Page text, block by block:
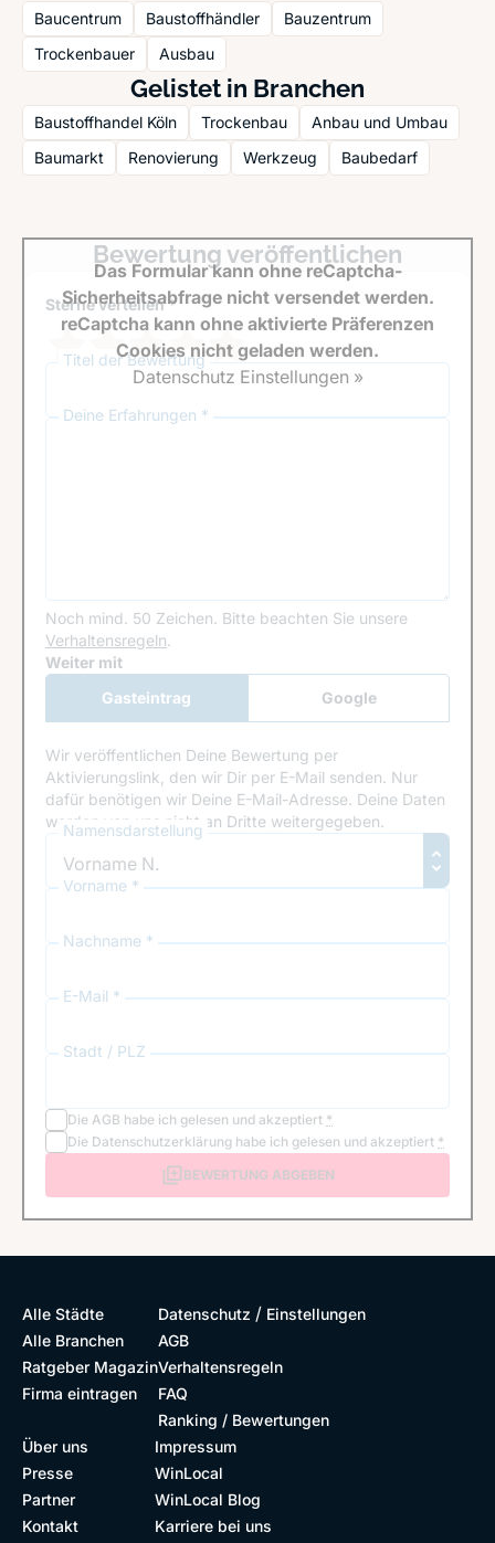
Baucentrum Baustoffhändler
Bauzentrum
Trockenbauer
Ausbau
Gelistet in Branchen
Baustoffhandel Köln Trockenbau
Anbau und Umbau
Baumarkt
Renovierung Werkzeug Baubedarf
Bewertung veröffentlichen
Sterne verteilen *
Titel der Bewertung
Deine Erfahrungen *
Noch mind. 50 Zeichen. Bitte beachten Sie unsere
Verhaltensregeln.
Google Recaptcha
Weiter mit
Gasteintrag
Google
Anmeldung
Wir veröffentlichen Deine Bewertung per
Aktivierungslink, den wir Dir per E-Mail senden. Nur
dafür benötigen wir Deine E-Mail-Adresse. Deine Daten
werden von uns nicht an Dritte weitergegeben.
Namensdarstellung
Vorname *
Nachname *
E-Mail *
Stadt / PLZ
Die AGB habe ich gelesen und akzeptiert *
Die Datenschutzerklärung habe ich gelesen und akzeptiert *
BEWERTUNG ABGEBEN
Das Formular kann ohne reCaptcha-
Sicherheitsabfrage nicht versendet werden.
reCaptcha kann ohne aktivierte Präferenzen
Cookies nicht geladen werden.
Datenschutz Einstellungen »
Alle Städte
Alle Branchen
Ratgeber Magazin
Firma eintragen
Datenschutz / Einstellungen
AGB
Verhaltensregeln
FAQ
Ranking / Bewertungen
Über uns
Presse
Partner
Kontakt
Impressum
WinLocal
WinLocal Blog
Karriere bei uns